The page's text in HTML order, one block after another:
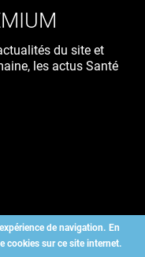
de navigation. En
cookies sur ce site internet.
du site et
les actus Santé